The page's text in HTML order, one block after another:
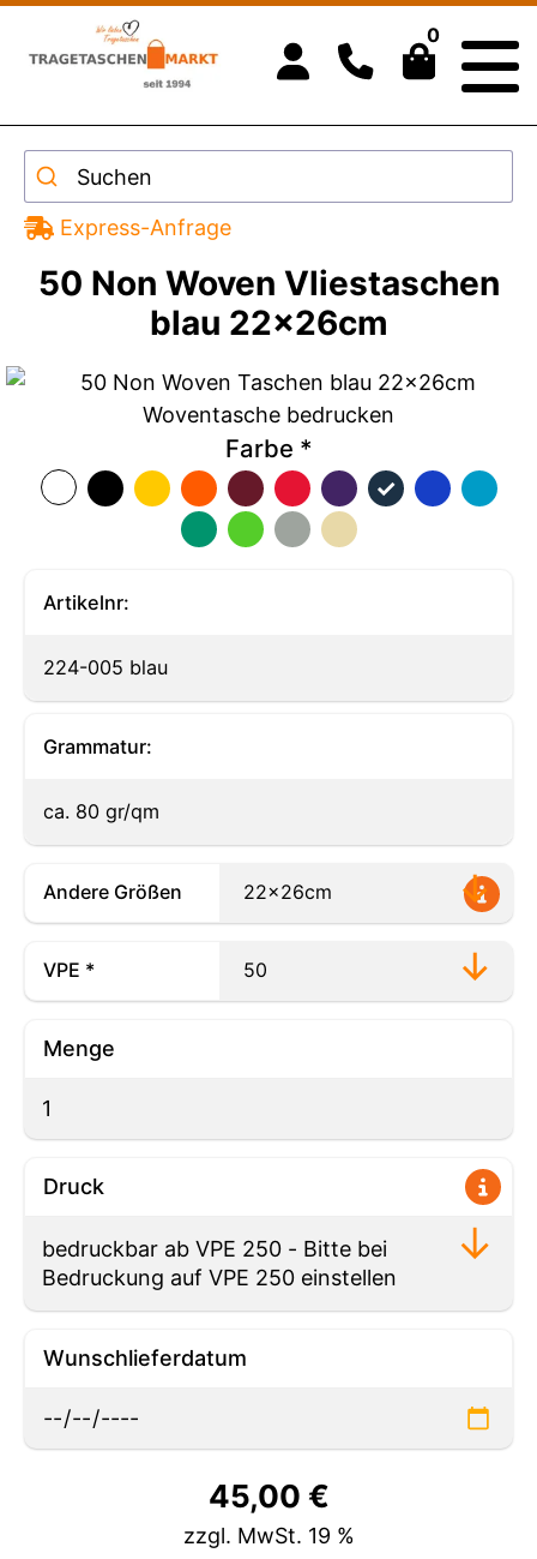
0
Suchen
Express-Anfrage
50 Non Woven Vliestaschen
blau 22x26cm
Farbe *
Artikelnr:
224-005 blau
Grammatur:
ca. 80 gr/qm
Andere Größen
VPE *
Menge
Druck
Wunschlieferdatum
45,00 €
zzgl. MwSt. 19 %